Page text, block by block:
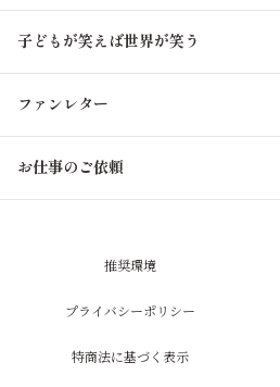
子どもが笑えば世界が笑う
ファンレター
お仕事のご依頼
推奨環境
プライバシーポリシー
特商法に基づく表示